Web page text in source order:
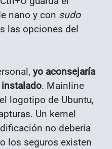
nano y con sudo
las opciones del
yo aconsejaría
instalado. Mainline
logotipo de Ubuntu,
Un kernel
no debería
los seguros existen